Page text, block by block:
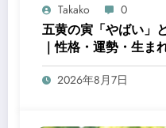
Takako 0
五黄の寅「やばい」
｜性格・運勢・生ま
2026年8月7日